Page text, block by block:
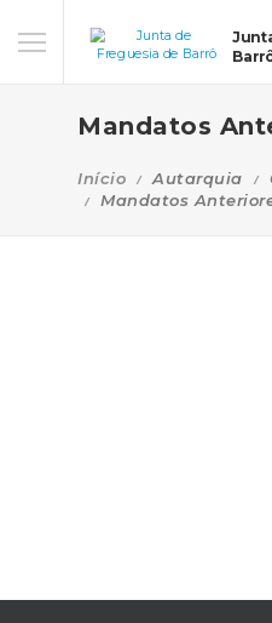
Mandatos
Início Autarquia
Mandatos